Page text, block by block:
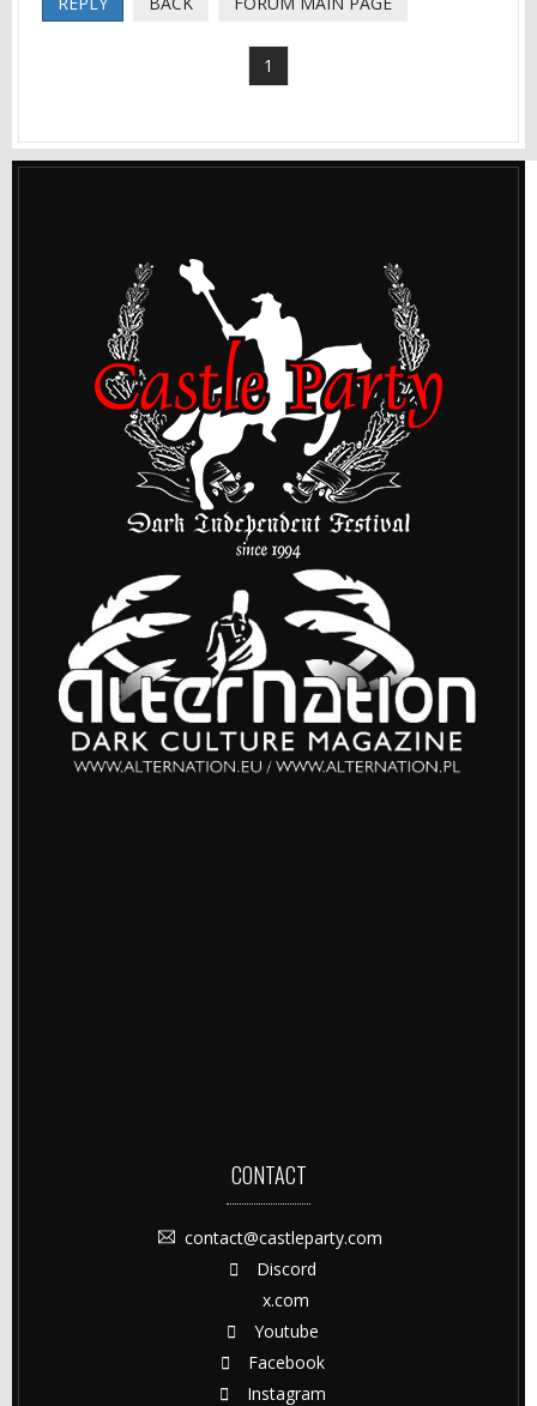
1
CONTACT
contact@castleparty.com
Discord
x.com
Youtube
Facebook
Instagram